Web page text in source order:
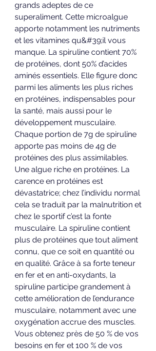
grands adeptes de ce
superaliment. Cette microalgue
apporte notamment les nutriments
et les vitamines qu&#39;il vous
manque. La spiruline contient 70%
de protéines, dont 50% d’acides
aminés essentiels. Elle figure donc
parmi les aliments les plus riches
en protéines, indispensables pour
la santé, mais aussi pour le
développement musculaire.
Chaque portion de 7g de spiruline
apporte pas moins de 4g de
protéines des plus assimilables.
Une algue riche en protéines. La
carence en protéines est
dévastatrice; chez l’individu normal
cela se traduit par la malnutrition et
chez le sportif c’est la fonte
musculaire. La spiruline contient
plus de protéines que tout aliment
connu, que ce soit en quantité ou
en qualité. Grâce à sa forte teneur
en fer et en anti-oxydants, la
spiruline participe grandement à
cette amélioration de l’endurance
musculaire, notamment avec une
oxygénation accrue des muscles.
Vous obtenez près de 50 % de vos
besoins en fer et 100 % de vos